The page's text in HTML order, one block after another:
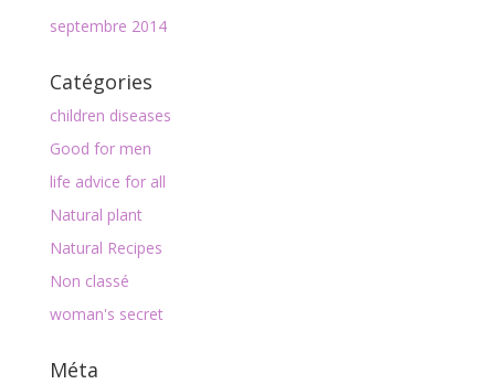
septembre 2014
Catégories
children diseases
Good for men
life advice for all
Natural plant
Natural Recipes
Non classé
woman's secret
Méta